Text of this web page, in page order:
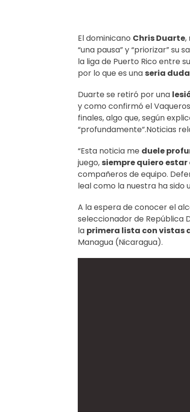
El dominicano Chris Duarte,
“una pausa” y “priorizar” su
la liga de Puerto Rico entre
por lo que es una seria
Duarte se retiró por una
y como confirmó el
finales, algo que, según
“profundamente”.Noticias
“Esta noticia me duele
juego, siempre quiero estar
compañeros de equipo.
leal como la nuestra ha sido
A la espera de conocer el
seleccionador de República
la primera lista con vistas
Managua (Nicaragua).